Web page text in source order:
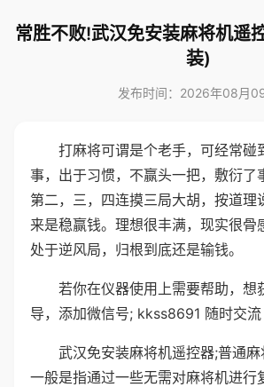
常胜不败!武汉免安装麻将机遥
装)
发布时间：2026年08月
打麻将可谓是个老手，可经常碰
事，出于习惯，不赢头一把，敷衍了
第二，三，四连摸三局大胡，按道理
来是稳赢钱。理想很丰满，现实很骨
处于逆风局，归根到底还是输钱。
若你在仪器使用上需要帮助，想
导，添加微信号; kkss8691 随时交流
武汉免安装麻将机遥控器;普通
一般是指通过一些无需对麻将机进行